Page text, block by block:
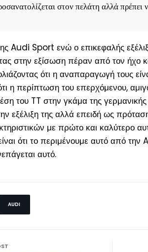
στον πελάτη αλλά πρέπει
Audi Sport ενώ ο επικεφαλής
στην εξίσωση πέραν από τον ήχο
ότι η αναπαραγωγή τους
η περίπτωση του επερχόμενου,
του TT στην γκάμα της γερμανικής
εξέλιξη της αλλά επειδή ως
με πρώτο και καλύτερο
ότι το περιμένουμε αυτό από
αυτό.
AUDI